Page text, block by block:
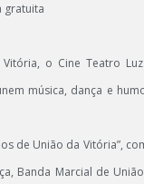
gratuita
o Cine Teatro
música, dança e
de União da Vitória”,
Banda Marcial de